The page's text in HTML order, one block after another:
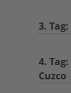
3.
4.
Cuzco